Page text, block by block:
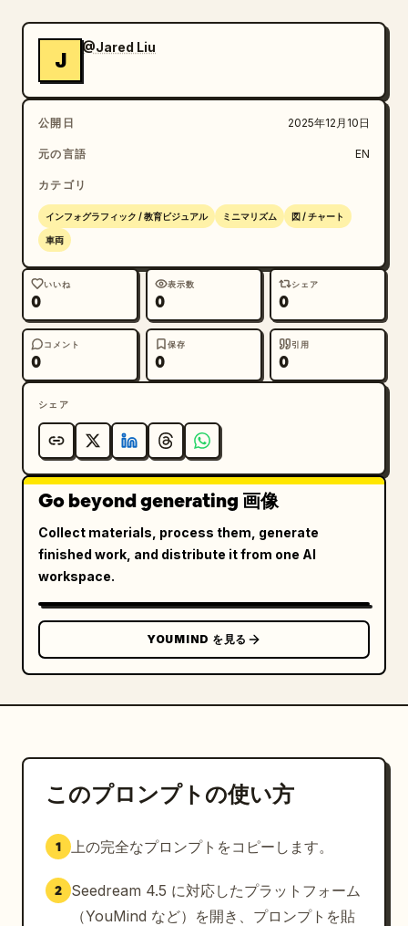
J
@Jared Liu
公開日 2025年12月10日
元の言語 EN
カテゴリ
インフォグラフィック / 教育ビジュアル ミニマリズム 図 / チャート
車両
いいね
0
表示数
0
シェア
0
コメント
0
保存
0
引用
0
シェア
Go beyond generating 画像
Collect materials, process them, generate
finished work, and distribute it from one AI
workspace.
YOUMIND を見る
このプロンプトの使い方
1 上の完全なプロンプトをコピーします。
2
Seedream 4.5 に対応したプラットフォーム
（YouMind など）を開き、プロンプトを貼